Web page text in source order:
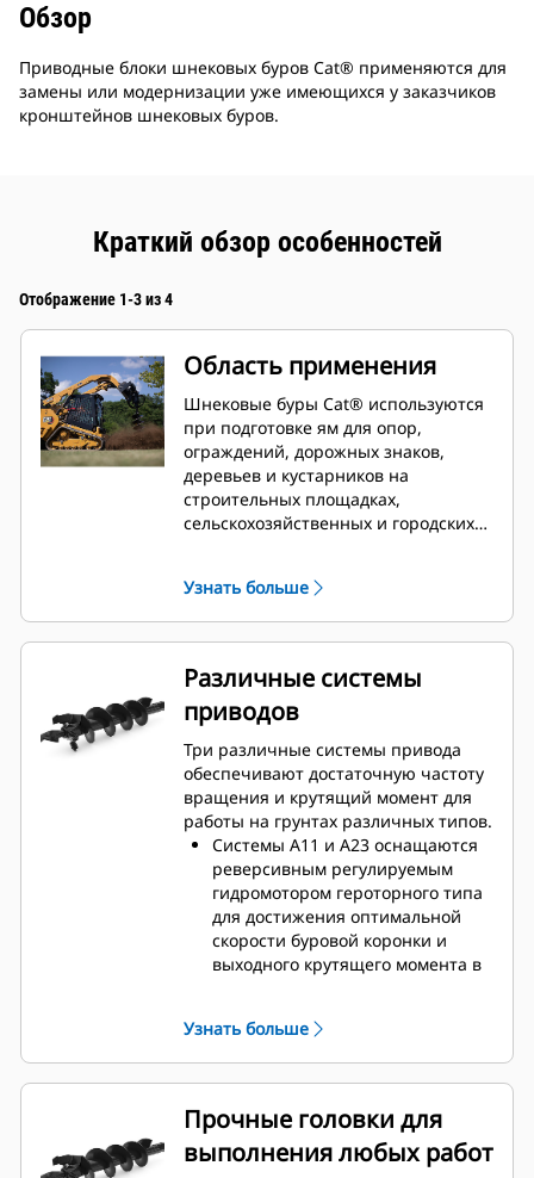
Обзор
Приводные блоки шнековых буров Cat® применяются для
замены или модернизации уже имеющихся у заказчиков
кронштейнов шнековых буров.
Краткий обзор особенностей
Отображение 1-3 из 4
Область применения
Шнековые буры Cat® используются
при подготовке ям для опор,
ограждений, дорожных знаков,
деревьев и кустарников на
строительных площадках,
сельскохозяйственных и городских
Узнать больше
Различные системы
приводов
Три различные системы привода
обеспечивают достаточную частоту
вращения и крутящий момент для
работы на грунтах различных типов.
Системы A11 и A23 оснащаются
реверсивным регулируемым
гидромотором героторного типа
для достижения оптимальной
скорости буровой коронки и
выходного крутящего момента в
Модель A41 оснащается
регулируемым реверсивным
гидравлическим двигателем
одноступенчатым планетарным
редукторным приводом, который
Узнать больше
Прочные головки для
выполнения любых работ